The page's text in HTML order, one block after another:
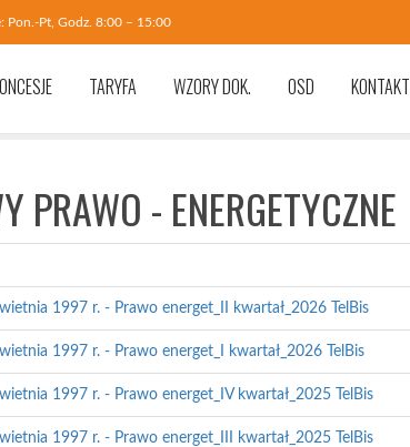
Pon.-Pt, Godz. 8:00 – 15:00
TARYFA WZORY DOK. OSD KONTAKT
PRAWO - ENERGETYCZNE
1997 r. - Prawo energet_II kwartał_2026 TelBis
1997 r. - Prawo energet_I kwartał_2026 TelBis
1997 r. - Prawo energet_IV kwartał_2025 TelBis
1997 r. - Prawo energet_III kwartał_2025 TelBis